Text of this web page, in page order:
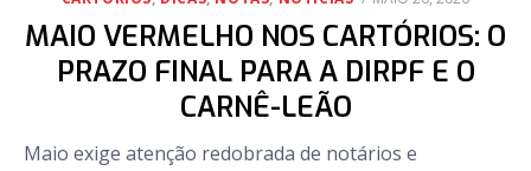
MAIO VERMELHO NOS CARTÓRIOS: O
PRAZO FINAL PARA A DIRPF E O
CARNÊ-LEÃO
Maio exige atenção redobrada de notários e